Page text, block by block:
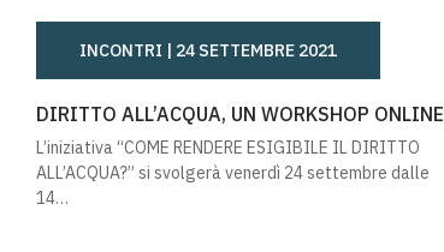
INCONTRI | 24 SETTEMBRE 2021
DIRITTO ALL’ACQUA, UN WORKSHOP ONLINE
L’iniziativa “COME RENDERE ESIGIBILE IL DIRITTO
ALL’ACQUA?” si svolgerà venerdì 24 settembre dalle
14…